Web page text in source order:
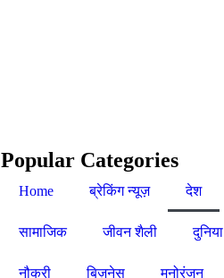
Popular Categories
Home ब्रेकिंग न्यूज़ देश
सामाजिक जीवन शैली दुनिया
नौकरी बिज़नेस मनोरंजन